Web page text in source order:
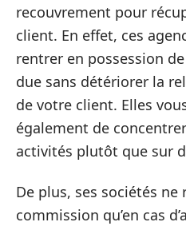
recouvrement pour
client. En effet, ces
rentrer en possession
due sans détériorer la
de votre client. Elles
également de
activités plutôt que sur
De plus, ses sociétés ne
commission qu’en cas